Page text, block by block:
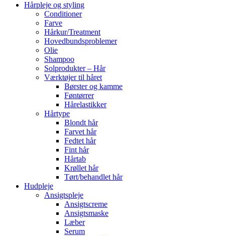
Hårpleje og styling
Conditioner
Farve
Hårkur/Treatment
Hovedbundsproblemer
Olie
Shampoo
Solprodukter – Hår
Værktøjer til håret
Børster og kamme
Føntørrer
Hårelastikker
Hårtype
Blondt hår
Farvet hår
Fedtet hår
Fint hår
Hårtab
Krøllet hår
Tørt/behandlet hår
Hudpleje
Ansigtspleje
Ansigtscreme
Ansigtsmaske
Læber
Serum